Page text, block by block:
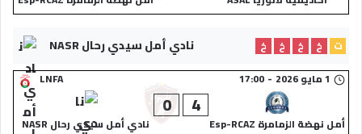
نادي أمل سيدي رحال NASR ت خ خ خ
خ
LNFA
1 مايو 2026 -
17:00
أمل نهضة الزمامرة Esp-RCAZ
4
0
نادي أمل سيدي رحال NASR